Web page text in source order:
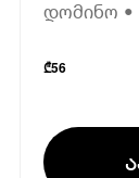
დომინო •
₾56